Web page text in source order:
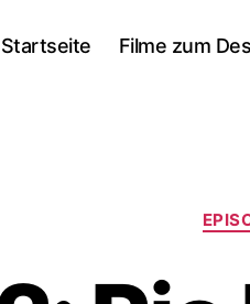
Startseite Filme zum